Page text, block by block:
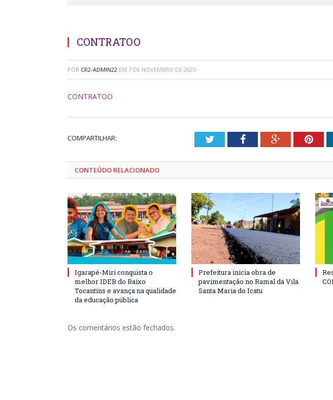
CONTRATOO
POR CR2-ADMIN22 EM 7 DE NOVEMBRO DE 2025
CONTRATOO
COMPARTILHAR: TwitterFacebookGoogle+
CONTEÚDO RELACIONADO
Igarapé-Miri conquista o
melhor IDEB do Baixo
Tocantins e avança na qualidade
da educação pública
Prefeitura inicia obra de
pavimentação no Ramal da Vila
Santa Maria do Icatu
Os comentários estão fechados.